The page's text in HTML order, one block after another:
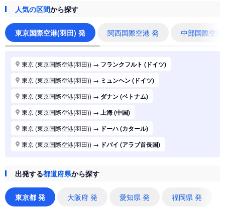
人気の区間から探す
東京国際空港(羽田) 発 関西国際空港 発 中部国際空
東京 (東京国際空港(羽田)) → フランクフルト (ドイツ)
東京 (東京国際空港(羽田)) → ミュンヘン (ドイツ)
東京 (東京国際空港(羽田)) → ダナン (ベトナム)
東京 (東京国際空港(羽田)) → 上海 (中国)
東京 (東京国際空港(羽田)) → ドーハ (カタール)
東京 (東京国際空港(羽田)) → ドバイ (アラブ首長国)
東京 (東京国際空港(羽田))→
東京 (東京国際空港(羽田)) シドニー (オーストラリア)
東京 (東京国際空港(羽田))
出発する都道府県から探す
東京都 発 大阪府 発 愛知県 発 福岡県 発